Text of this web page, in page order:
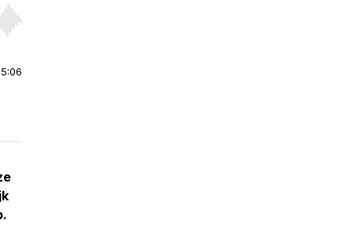
Hold shift to jump forward or backward.